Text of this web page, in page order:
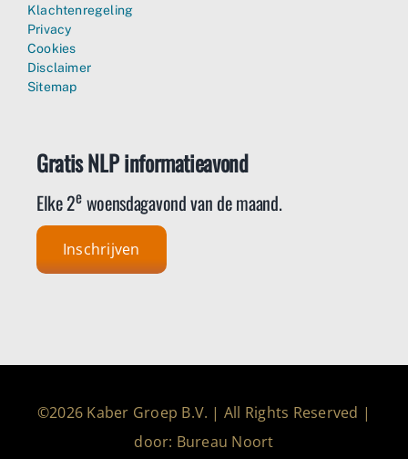
Klachtenregeling
Privacy
Cookies
Disclaimer
Sitemap
Gratis NLP informatieavond
Elke 2ewoensdagavond van de maand.
Inschrijven
©2026 Kaber Groep B.V. | All Rights Reserved |
door: Bureau Noort